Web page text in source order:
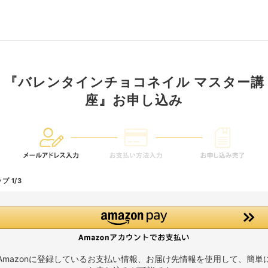
『バレンタインチョコネイル マスター講
座』お申し込み
プ 1/3
に登録しているお支払い情報、お届け先情報を使用して、簡単